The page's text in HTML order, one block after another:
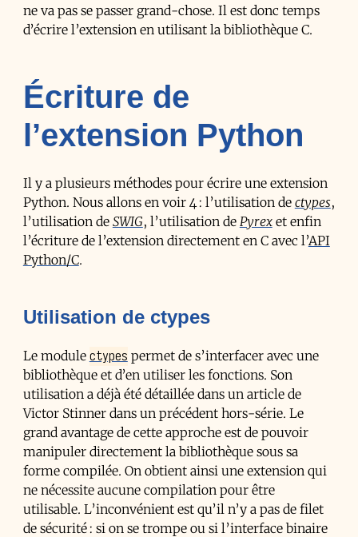
ne va pas se passer grand-chose. Il est donc temps
d’écrire l’extension en utilisant la bibliothèque C.
Écriture de
l’extension Python
Il y a plusieurs méthodes pour écrire une extension
Python. Nous allons en voir 4 : l’utilisation de ctypes,
l’utilisation de SWIG, l’utilisation de Pyrexet enfin
l’écriture de l’extension directement en C avec l’API
Python/C.
Utilisation de ctypes
Le modulectypes permet de s’interfacer avec une
bibliothèque et d’en utiliser les fonctions. Son
utilisation a déjà été détaillée dans un article de
Victor Stinner dans un précédent hors-série. Le
grand avantage de cette approche est de pouvoir
manipuler directement la bibliothèque sous sa
forme compilée. On obtient ainsi une extension qui
ne nécessite aucune compilation pour être
utilisable. L’inconvénient est qu’il n’y a pas de filet
de sécurité : si on se trompe ou si l’interface binaire